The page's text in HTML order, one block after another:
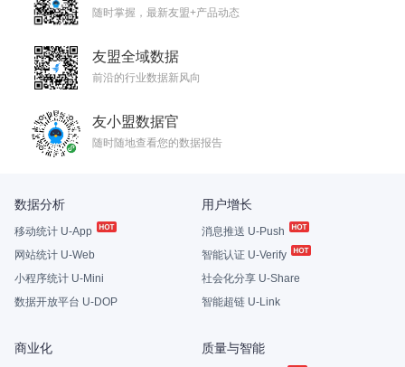
随时掌握，最新友盟+产品动态
友盟全域数据
前沿的行业数据新风向
友小盟数据官
随时随地查看您的数据报告
数据分析
移动统计 U-App
网站统计 U-Web
小程序统计 U-Mini
数据开放平台 U-DOP
用户增长
消息推送 U-Push
智能认证 U-Verify
社会化分享 U-Share
智能超链 U-Link
商业化 质量与智能